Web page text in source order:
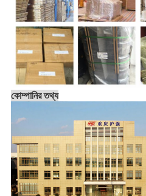
কোম্পানির তথ্য